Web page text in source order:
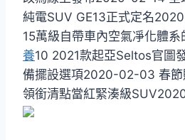
純電SUV GE13正式定名
15萬級自帶車內空氣凈化體
養10 2021款起亞Seltos官圖
備擺設選項2020-02-03 春節
領銜清點當紅緊湊級